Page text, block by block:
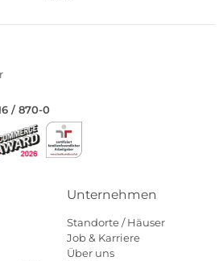
/ 870-0
Unternehmen
Standorte / Häuser
Job & Karriere
Über uns